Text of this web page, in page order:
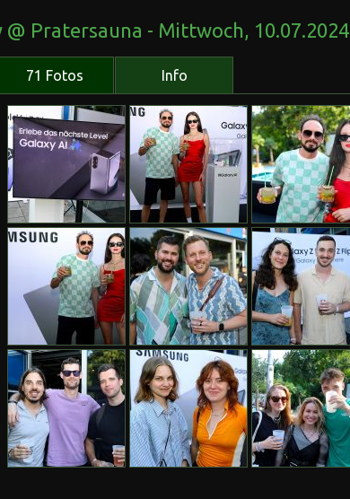
Pratersauna - Mittwoch, 10.07.2024
71 Fotos Info